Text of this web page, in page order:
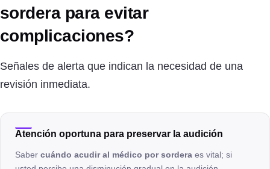
sordera para evitar
complicaciones?
Señales de alerta que indican la necesidad de una
revisión inmediata.
Atención oportuna para preservar la audición
Saber cuándo acudir al médico por sordera es vital; si